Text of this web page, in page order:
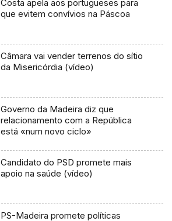
Costa apela aos portugueses para
que evitem convívios na Páscoa
Câmara vai vender terrenos do sítio
da Misericórdia (vídeo)
Governo da Madeira diz que
relacionamento com a República
está «num novo ciclo»
Candidato do PSD promete mais
apoio na saúde (vídeo)
PS-Madeira promete políticas